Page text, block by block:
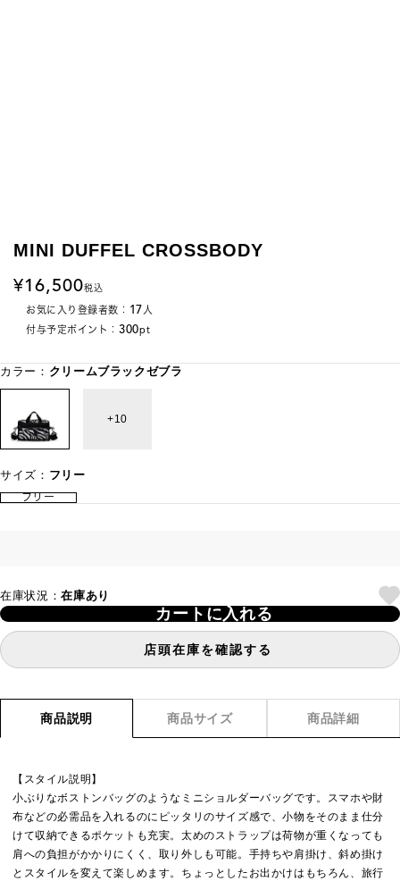
MINI DUFFEL CROSSBODY
16,500税込
お気に入り登録者数： 17人
付与予定ポイント： 300pt
カラー： クリームブラックゼブラ
10
サイズ： フリー
フリー
在庫状況：在庫あり
カートに入れる
店頭在庫を確認する
商品説明 商品サイズ 商品詳細
【スタイル説明】
小ぶりなボストンバッグのようなミニショルダーバッグです。スマホや財
布などの必需品を入れるのにピッタリのサイズ感で、小物をそのまま仕分
けて収納できるポケットも充実。太めのストラップは荷物が重くなっても
肩への負担がかかりにくく、取り外しも可能。手持ちや肩掛け、斜め掛け
とスタイルを変えて楽しめます。ちょっとしたお出かけはもちろん、旅行